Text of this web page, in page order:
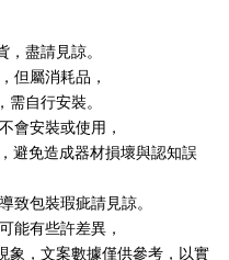
盡請見諒。
但屬消耗品，
自行安裝。
會安裝或使用，
避免造成器材損壞與認知誤
致包裝瑕疵請見諒。
能有些許差異，
象，文案數據僅供參考，以實